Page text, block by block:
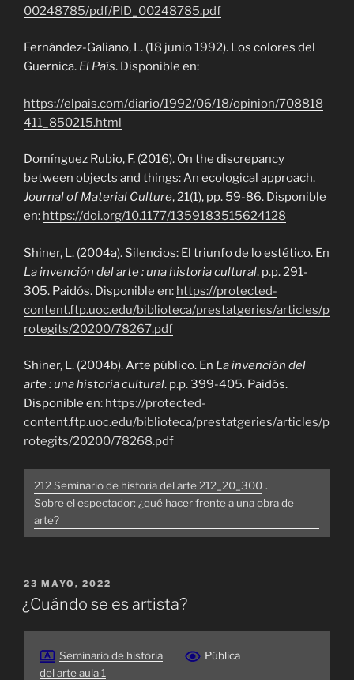
00248785/pdf/PID_00248785.pdf
Fernández-Galiano, L. (18 junio 1992). Los colores del
Guernica. El País. Disponible en:
https://elpais.com/diario/1992/06/18/opinion/708818
411_850215.html
Domínguez Rubio, F. (2016). On the discrepancy
between objects and things: An ecological approach.
Journal of Material Culture, 21(1), pp. 59-86. Disponible
en: https://doi.org/10.1177/1359183515624128
Shiner, L. (2004a). Silencios: El triunfo de lo estético. En
La invención del arte : una historia cultural. p.p. 291-
305. Paidós. Disponible en: https://protected-
content.ftp.uoc.edu/biblioteca/prestatgeries/articles/p
rotegits/20200/78267.pdf
Shiner, L. (2004b). Arte público. En La invención del
arte : una historia cultural. p.p. 399-405. Paidós.
Disponible en: https://protected-
content.ftp.uoc.edu/biblioteca/prestatgeries/articles/p
rotegits/20200/78268.pdf
212 Seminario de historia del arte 212_20_300 .
Sobre el espectador: ¿qué hacer frente a una obra de
arte?
PUBLICADO
EL
23 MAYO, 2022
¿Cuándo se es artista?
Seminario de historia
del arte aula 1
Pública